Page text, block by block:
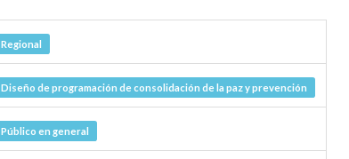
Regional
Diseño de programación de consolidación de la paz y prevención
Público en general